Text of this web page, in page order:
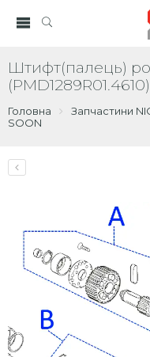
Штифт(палець)
(PMD1289R01.4610)
Головна Запчастини
SOON